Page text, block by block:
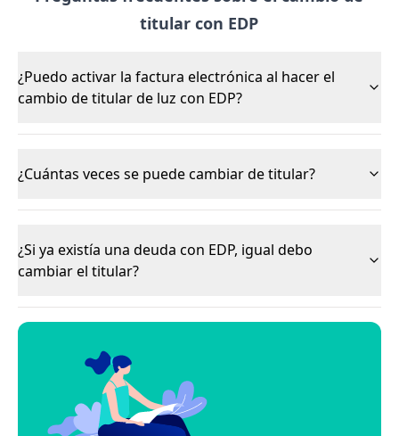
titular con EDP
¿Puedo activar la factura electrónica al hacer el
cambio de titular de luz con EDP?
¿Cuántas veces se puede cambiar de titular?
¿Si ya existía una deuda con EDP, igual debo
cambiar el titular?